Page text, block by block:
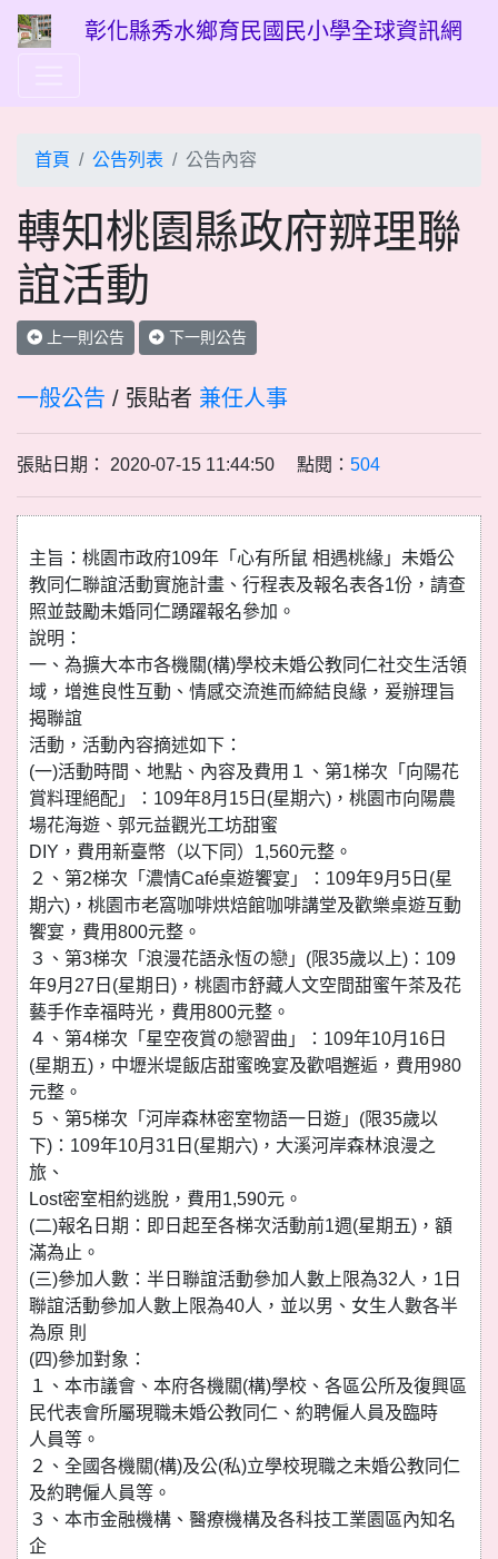
彰化縣秀水鄉育民國民小學全球資訊網
首頁 公告列表 公告內容
轉知桃園縣政府辧理聯
誼活動
上一則公告 下一則公告
一般公告 / 張貼者 兼任人事
張貼日期： 2020-07-15 11:44:50 點閱： 504
主旨：桃園市政府109年「心有所鼠 相遇桃緣」未婚公
教同仁聯誼活動實施計畫、行程表及報名表各1份，請查
照並鼓勵未婚同仁踴躍報名參加。
說明：
一、為擴大本市各機關(構)學校未婚公教同仁社交生活領
域，增進良性互動、情感交流進而締結良緣，爰辦理旨
揭聯誼
活動，活動內容摘述如下：
(一)活動時間、地點、內容及費用１、第1梯次「向陽花
賞料理絕配」：109年8月15日(星期六)，桃園市向陽農
場花海遊、郭元益觀光工坊甜蜜
DIY，費用新臺幣（以下同）1,560元整。
２、第2梯次「濃情Café桌遊饗宴」：109年9月5日(星
期六)，桃園市老窩咖啡烘焙館咖啡講堂及歡樂桌遊互動
饗宴，費用800元整。
３、第3梯次「浪漫花語永恆の戀」(限35歲以上)：109
年9月27日(星期日)，桃園市舒藏人文空間甜蜜午茶及花
藝手作幸福時光，費用800元整。
４、第4梯次「星空夜賞の戀習曲」：109年10月16日
(星期五)，中壢米堤飯店甜蜜晚宴及歡唱邂逅，費用980
元整。
５、第5梯次「河岸森林密室物語一日遊」(限35歲以
下)：109年10月31日(星期六)，大溪河岸森林浪漫之
旅、
Lost密室相約逃脫，費用1,590元。
(二)報名日期：即日起至各梯次活動前1週(星期五)，額
滿為止。
(三)參加人數：半日聯誼活動參加人數上限為32人，1日
聯誼活動參加人數上限為40人，並以男、女生人數各半
為原 則
(四)參加對象：
１、本市議會、本府各機關(構)學校、各區公所及復興區
民代表會所屬現職未婚公教同仁、約聘僱人員及臨時
人員等。
２、全國各機關(構)及公(私)立學校現職之未婚公教同仁
及約聘僱人員等。
３、本市金融機構、醫療機構及各科技工業園區內知名
企